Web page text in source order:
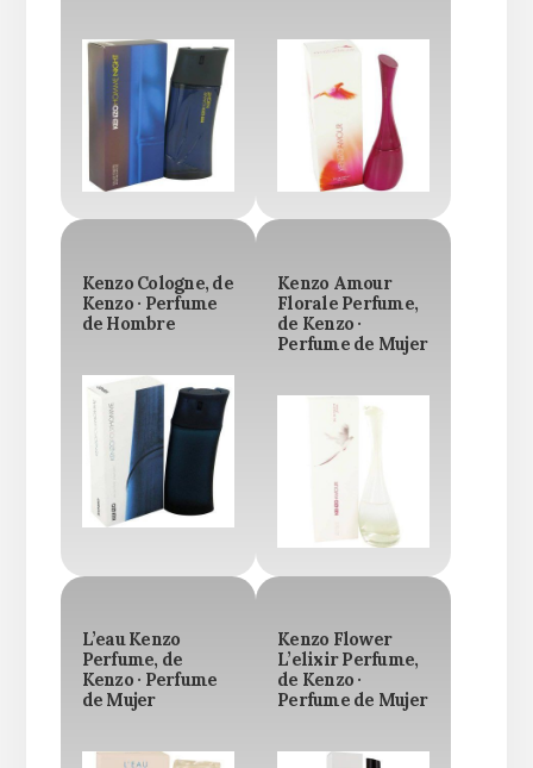
Kenzo Cologne, de
Kenzo · Perfume
de Hombre
Kenzo Amour
Florale Perfume,
de Kenzo ·
Perfume de Mujer
L’eau Kenzo
Perfume, de
Kenzo · Perfume
de Mujer
Kenzo Flower
L’elixir Perfume,
de Kenzo ·
Perfume de Mujer